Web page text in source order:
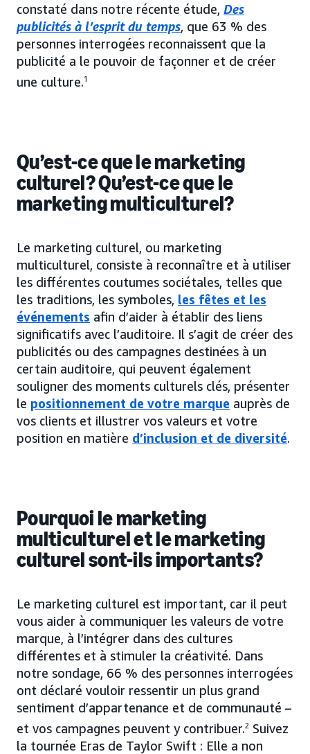
constaté dans notre récente étude, Des
publicités à l’esprit du temps, que 63 % des
personnes interrogées reconnaissent que la
publicité a le pouvoir de façonner et de créer
une culture.1
Qu’est-ce que le marketing
culturel? Qu’est-ce que le
marketing multiculturel?
Le marketing culturel, ou marketing
multiculturel, consiste à reconnaître et à utiliser
les différentes coutumes sociétales, telles que
les traditions, les symboles, les fêtes et les
événements afin d’aider à établir des liens
significatifs avec l’auditoire. Il s’agit de créer des
publicités ou des campagnes destinées à un
certain auditoire, qui peuvent également
souligner des moments culturels clés, présenter
le positionnement de votre marque auprès de
vos clients et illustrer vos valeurs et votre
position en matière d’inclusion et de diversité.
Pourquoi le marketing
multiculturel et le marketing
culturel sont-ils importants?
Le marketing culturel est important, car il peut
vous aider à communiquer les valeurs de votre
marque, à l’intégrer dans des cultures
différentes et à stimuler la créativité. Dans
notre sondage, 66 % des personnes interrogées
ont déclaré vouloir ressentir un plus grand
sentiment d’appartenance et de communauté –
et vos campagnes peuvent y contribuer.2 Suivez
la tournée Eras de Taylor Swift : Elle a non